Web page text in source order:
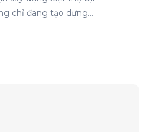
chỉ đang tạo dựng